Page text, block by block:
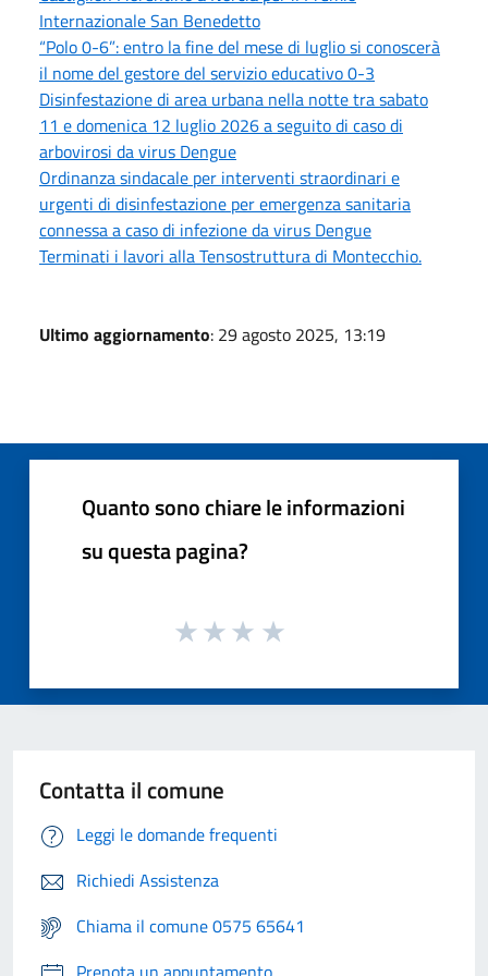
Internazionale San Benedetto
“Polo 0-6”: entro la fine del mese di luglio si conoscerà
il nome del gestore del servizio educativo 0-3
Disinfestazione di area urbana nella notte tra sabato
11 e domenica 12 luglio 2026 a seguito di caso di
arbovirosi da virus Dengue
Ordinanza sindacale per interventi straordinari e
urgenti di disinfestazione per emergenza sanitaria
connessa a caso di infezione da virus Dengue
Terminati i lavori alla Tensostruttura di Montecchio.
Ultimo aggiornamento: 29 agosto 2025, 13:19
Quanto sono chiare le informazioni
su questa pagina?
Contatta il comune
Leggi le domande frequenti
Richiedi Assistenza
Chiama il comune 0575 65641